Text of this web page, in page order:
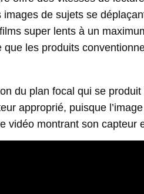
de sujets se
super lents à un
les produits
du plan focal qui se
approprié, puisque
vidéo montrant son capteur